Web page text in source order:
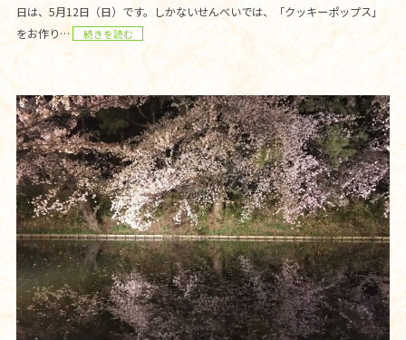
日は、5月12日（日）です。しかないせんべいでは、「クッキーポップス」
をお作り…
続きを読む